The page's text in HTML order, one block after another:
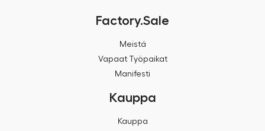
Factory.Sale
Meistä
Vapaat Työpaikat
Manifesti
Kauppa
Kauppa